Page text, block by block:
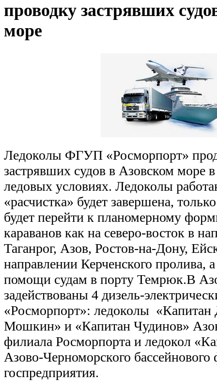
проводку застрявших
море
Ледоколы ФГУП «Росморпорт»
застрявших судов в Азовском море
ледовых условиях. Ледоколы
«расчистка» будет завершена,
будет перейти к планомерному
караванов как на северо-восток в
Таганрог, Азов, Ростов-на-Дону,
направлении Керченского пролива,
помощи судам в порту Темрюк.В
задействованы 4 дизель-
«Росморпорт»: ледоколы «Капитан
Мошкин» и «Капитан Чудинов»
филиала Росморпорта и ледокол
Азово-Черноморского бассейнового
госпредприятия.